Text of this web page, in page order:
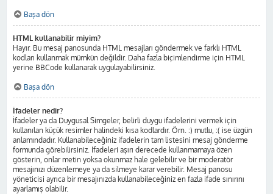
Başa dön
HTML kullanabilir miyim?
Hayır. Bu mesaj panosunda HTML mesajları göndermek ve farklı HTML
kodları kullanmak mümkün değildir. Daha fazla biçimlendirme için HTML
yerine BBCode kullanarak uygulayabilirsiniz.
Başa dön
İfadeler nedir?
İfadeler ya da Duygusal Simgeler, belirli duygu ifadelerini vermek için
kullanılan küçük resimler halindeki kısa kodlardır. Örn. :) mutlu, :( ise üzgün
anlamındadır. Kullanabileceğiniz ifadelerin tam listesini mesaj gönderme
formunda görebilirsiniz. İfadeleri aşırı derecede kullanmamaya özen
gösterin, onlar metin yoksa okunmaz hale gelebilir ve bir moderatör
mesajınızı düzenlemeye ya da silmeye karar verebilir. Mesaj panosu
yöneticisi ayrıca bir mesajınızda kullanabileceğiniz en fazla ifade sınırını
ayarlamış olabilir.